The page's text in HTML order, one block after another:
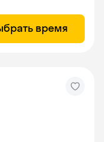
время